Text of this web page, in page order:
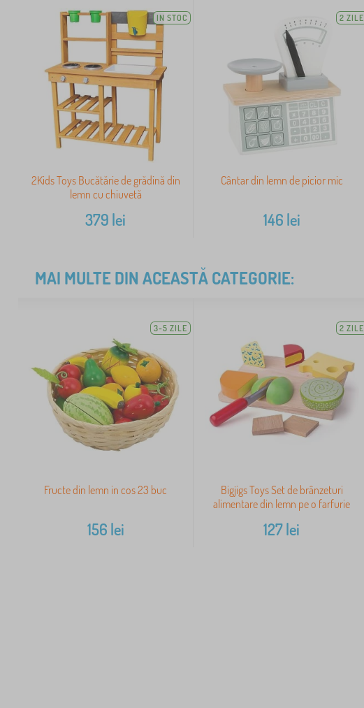
IN STOC
2Kids Toys Bucătărie de grădină din
lemn cu chiuvetă
379 lei
2 ZILE
Cântar din lemn de picior mic
146 lei
MAI MULTE DIN ACEASTĂ CATEGORIE:
3-5 ZILE
Fructe din lemn in cos 23 buc
156 lei
2 ZILE
Bigjigs Toys Set de brânzeturi
alimentare din lemn pe o farfurie
127lei